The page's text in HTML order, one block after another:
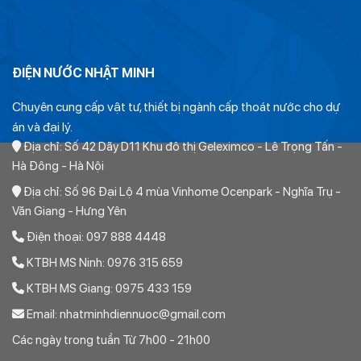
Giá bán Ống PVC Dismy Class 3 D140 hay C3
D140
Giá bán của sản phẩm được tính từ giá niêm yết của nhà máy.
Mỗi đại lý hoặc nhà phân phối sẽ có giá bán khác nhau tùy
thuộc vào tỷ lệ chiết khấu
Xem bảng giá ống nhựa Dismy mới nhất nhà sản xuất phát
Giá bán thực tế phụ thuộc vào tỷ lệ chiết khấu. Chiết khấu
càng cao thì giá mua bán thực tế càng giảm.
Chiết khấu trên giá niêm yết có các mức từ 30% đến 35% tùy
ĐIỆN NƯỚC NHẬT MINH
Chuyên cung cấp vật tư, thiết bị ngành cấp thoát nước cho dự
án và đại lý.
Địa chỉ: Số 42 Dãy D11 Khu đô thị Geleximco - Lê Trọng Tấn -
Hà Đông - Hà Nội
Địa chỉ: Số 96 Đại Lộ 4 mùa Vinhome Ocenpark - Nghĩa Trụ -
Văn Giang - Hưng Yên
Điện thoại: 097 888 4448
KTBH MS Ninh: 0976 315 659
KTBH MS Giang: 0975 433 159
Email: nhatminhdiennuoc@gmail.com
Các ngày trong tuần Từ 7h00 - 21h00